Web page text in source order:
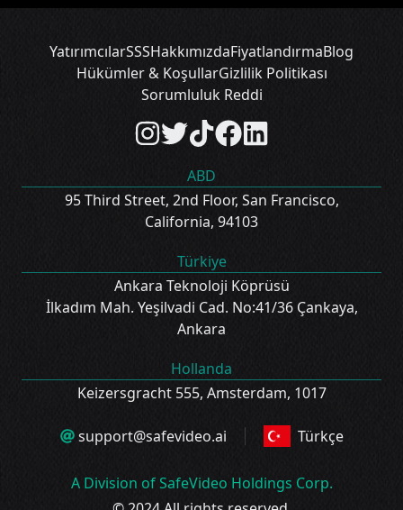
YatırımcılarSSSHakkımızdaFiyatlandırmaBlog
Hükümler & KoşullarGizlilik Politikası
Sorumluluk Reddi
ABD
95 Third Street, 2nd Floor, San Francisco,
California, 94103
Türkiye
Ankara Teknoloji Köprüsü
İlkadım Mah. Yeşilvadi Cad. No:41/36 Çankaya,
Ankara
Hollanda
Keizersgracht 555, Amsterdam, 1017
support@safevideo.ai Türkçe
A Division of SafeVideo Holdings Corp.